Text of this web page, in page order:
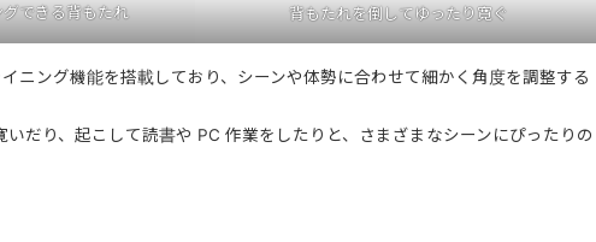
できる背もたれ 背もたれを倒してゆったり寛ぐ
ニング機能を搭載しており、シーンや体勢に合わせて細かく角度を調整する
だり、起こして読書や PC 作業をしたりと、さまざまなシーンにぴったりの